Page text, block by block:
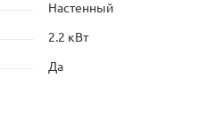
Настенный
2.2 кВт
Да